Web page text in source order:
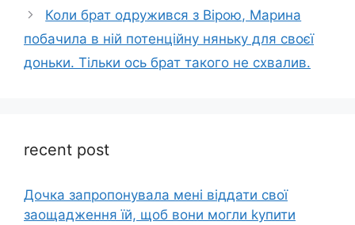
Коли брат одружився з Вірою, Марина
побачила в ній потенційну няньку для своєї
доньки. Тільки ось брат такого не схвалив.
recent post
Дочка запpопонувала мені віддати свої
заощадження їй, щоб вони могли kупити